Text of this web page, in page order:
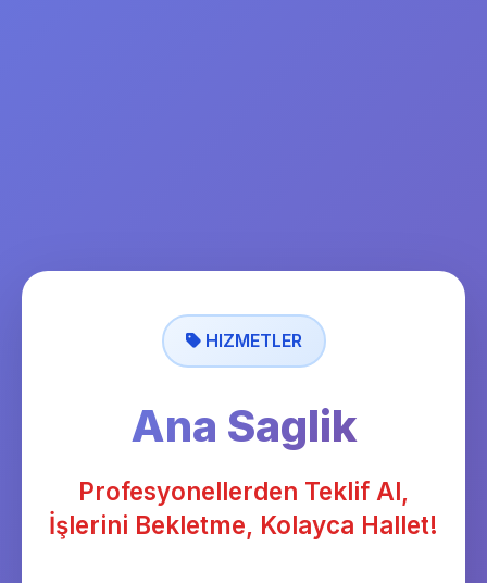
HIZMETLER
Ana Saglik
Profesyonellerden Teklif Al,
İşlerini Bekletme, Kolayca Hallet!